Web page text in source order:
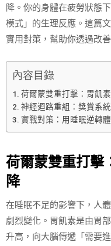
降。你的身體在疲勞狀態
模式」的生理反應。這篇
實用對策，幫助你透過改
內容目錄
荷爾蒙雙重打擊：胃飢
神經迴路重組：獎賞系
實戰對策：用睡眠逆轉
荷爾蒙雙重打擊
降
在睡眠不足的影響下，人
劇烈變化。胃飢素是由胃
升高，向大腦傳遞「需要